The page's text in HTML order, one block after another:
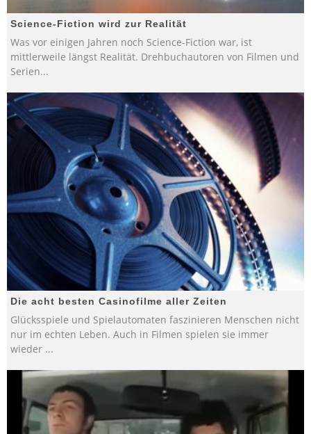
Science-Fiction wird zur Realität
Was vor einigen Jahren noch Science-Fiction war, ist
mittlerweile längst Realität. Drehbuchautoren von Filmen und
Serien...
Die acht besten Casinofilme aller Zeiten
Glücksspiele und Spielautomaten faszinieren Menschen nicht
nur im echten Leben. Auch in Filmen spielen sie immer
wieder ...